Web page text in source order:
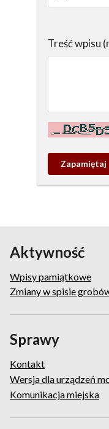
Treść wpisu
Kontrola -
Zapamietaj
wpis
Aktywność
Wpisy pamiątkowe
Zmiany w spisie
Sprawy
Kontakt
Wersja dla urządzeń
Komunikacja miejska